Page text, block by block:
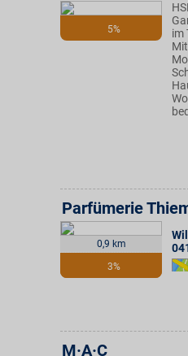
5%
im
0,9 km
3%
Parfümerie
M·A·C